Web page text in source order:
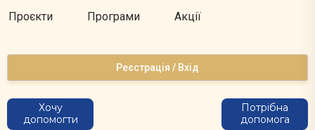
Проєкти Програми Акції
Реєстрація / Вхід
Хочу
допомогти
Потрібна
допомога